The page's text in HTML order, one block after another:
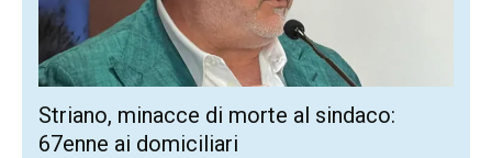
Striano, minacce di morte al sindaco:
67enne ai domiciliari